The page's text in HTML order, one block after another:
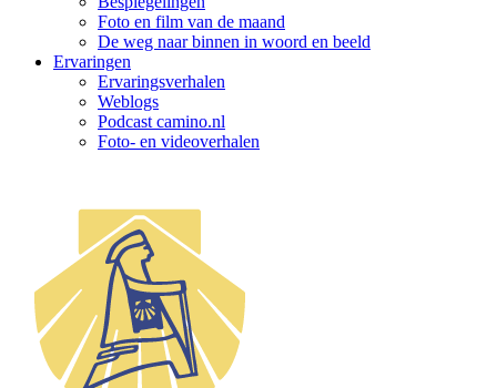
Foto en film van de maand
De weg naar binnen in woord en beeld
Ervaringen
Ervaringsverhalen
Weblogs
Podcast camino.nl
Foto- en videoverhalen